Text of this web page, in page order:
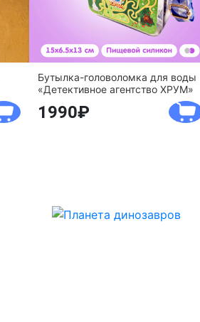
Бутылка-головоломка для воды
«Детективное агентство ХРУМ»
1990